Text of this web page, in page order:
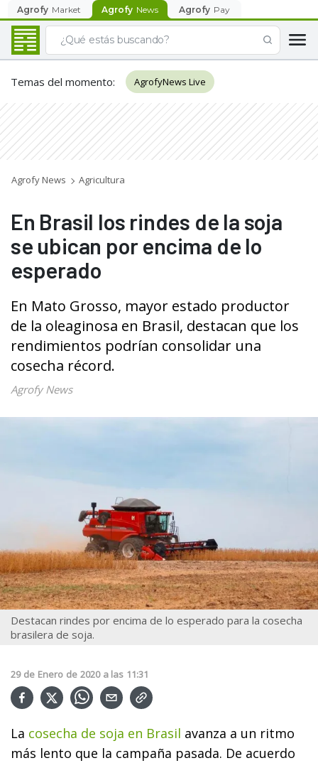
Agrofy Market Agrofy News Agrofy Pay
Temas del momento: AgrofyNews Live
Agrofy News Agricultura
En Brasil los rindes de la soja
se ubican por encima de lo
esperado
En Mato Grosso, mayor estado productor
de la oleaginosa en Brasil, destacan que los
rendimientos podrían consolidar una
cosecha récord.
Agrofy News
Destacan rindes por encima de lo esperado para la cosecha
brasilera de soja.
29 de Enero de 2020 a las 11:31
La cosecha de soja en Brasil avanza a un ritmo
más lento que la campaña pasada. De acuerdo